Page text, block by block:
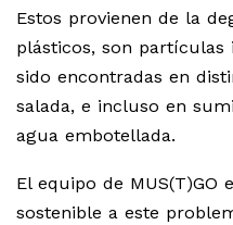
Estos provienen de la
plásticos, son
sido encontradas en
salada, e incluso en
agua embotellada.
El equipo de
sostenible a este